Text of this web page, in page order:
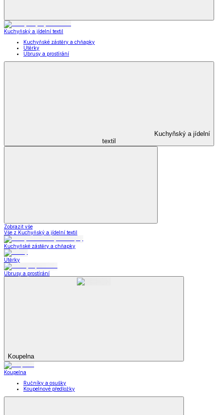
Kuchyňský a jídelní textil
Kuchyňské zástěry a chňapky
Utěrky
Ubrusy a prostírání
Kuchyňský a jídelní
textil
Zobrazit vše
Vše z Kuchyňský a jídelní textil
Kuchyňské zástěry a chňapky
Utěrky
Ubrusy a prostírání
Koupelna
Koupelna
Ručníky a osušky
Koupelnové předložky